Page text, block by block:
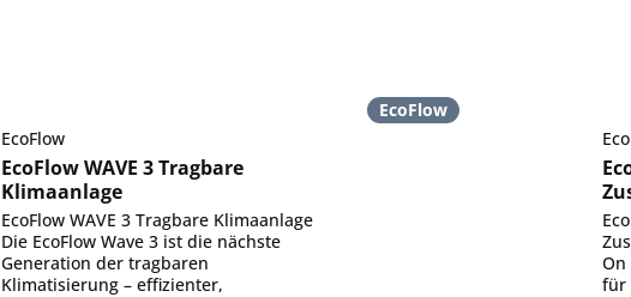
EcoFlow
EcoFlow WAVE 3 Tragbare
Klimaanlage
EcoFlow WAVE 3 Tragbare Klimaanlage
Die EcoFlow Wave 3 ist die nächste
Generation der tragbaren
Klimatisierung – effizienter,
EcoFlow
On
für